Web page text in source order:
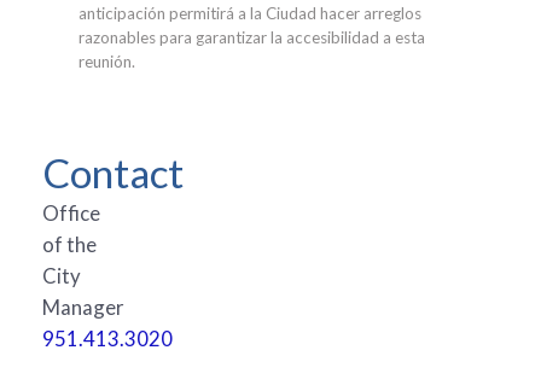
anticipación permitirá a la Ciudad hacer arreglos
razonables para garantizar la accesibilidad a esta
reunión.
Contact
Office
of the
City
Manager
951.413.3020